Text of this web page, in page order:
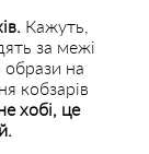
Кажуть,
за межі
образи на
кобзарів
хобі, це